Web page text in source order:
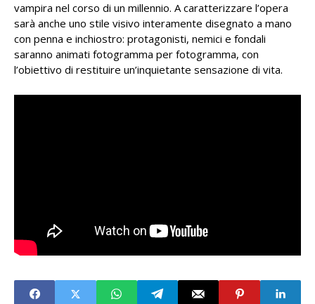
vampira nel corso di un millennio. A caratterizzare l’opera
sarà anche uno stile visivo interamente disegnato a mano
con penna e inchiostro: protagonisti, nemici e fondali
saranno animati fotogramma per fotogramma, con
l’obiettivo di restituire un’inquietante sensazione di vita.